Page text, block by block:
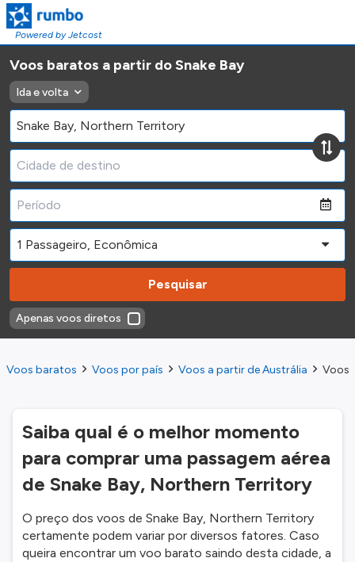
Powered by Jetcost
Voos baratos a partir do Snake Bay
Ida e volta
Pesquisar
Apenas voos diretos
Voos baratos Voos por país Voos a partir de Austrália Voos
Saiba qual é o melhor momento
para comprar uma passagem aérea
de Snake Bay, Northern Territory
O preço dos voos de Snake Bay, Northern Territory
certamente podem variar por diversos fatores. Caso
queira encontrar um voo barato saindo desta cidade, a